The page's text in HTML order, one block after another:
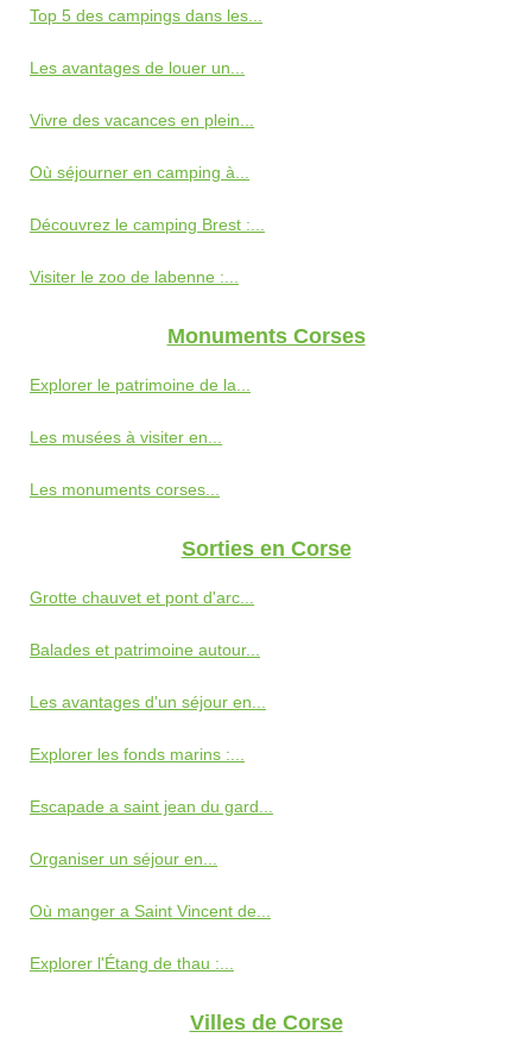
Top 5 des campings dans les...
Les avantages de louer un...
Vivre des vacances en plein...
Où séjourner en camping à...
Découvrez le camping Brest :...
Visiter le zoo de labenne :...
Monuments Corses
Explorer le patrimoine de la...
Les musées à visiter en...
Les monuments corses...
Sorties en Corse
Grotte chauvet et pont d'arc...
Balades et patrimoine autour...
Les avantages d'un séjour en...
Explorer les fonds marins :...
Escapade a saint jean du gard...
Organiser un séjour en...
Où manger a Saint Vincent de...
Explorer l'Étang de thau :...
Villes de Corse